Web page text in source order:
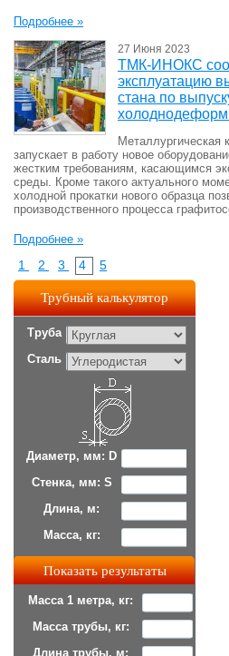
Подробнее »
27 Июня 2023
ТМК-ИНОКС
эксплуатацию
стана по
запускает в работу новое
жестким требованиям, касающимся
среды. Кроме такого актуального
холодной прокатки нового образца
производственного процесса
Подробнее »
1 2 3 4 5
Трубный калькулятор
Труба
Сталь
Диаметр, мм: D
Стенка, мм: S
Длина, м:
Масса, кг:
Масса 1 метра, кг:
Масса трубы, кг:
Длина трубы, м: